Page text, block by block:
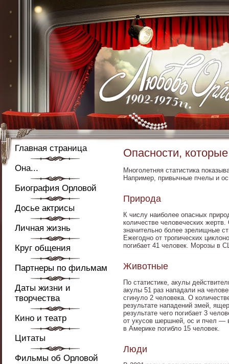
Главная страница
Она...
Биография Орловой
Досье актрисы
Личная жизнь
Круг общения
Партнеры по фильмам
Даты жизни и
творчества
Кино и театр
Цитаты
Фильмы об Орловой
Опасности,
Многолетняя статистика
Например, привычные пчелы и
Природа
К числу наиболее опасных
количестве человеческих
значительно более зрелищные
Ежегодно от тропических
погибает 41 человек. Морозы в
Животные
По статистике, акулы
акулы 51 раз нападали на
сгинуло 2 человека. О
результате нападений змей,
результате чего погибает 3
от укусов шершней, ос и пчел —
в Америке погибло 15 человек.
Люди